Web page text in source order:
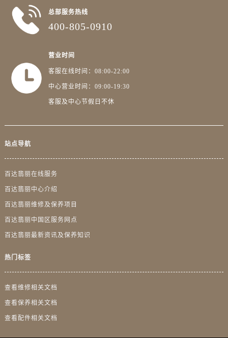
广东省惠州市惠城区江北文昌一路7号华贸大厦1座30层3005室百达翡丽售后服务中心（需提前预约）
广东省阳江市江城区东风一路百达翡丽售后服务中心（需提前预约）
总部服务热线
400-805-0910
营业时间
客服在线时间：08:00-22:00
中心营业时间：09:00-19:30
客服及中心节假日不休
站点导航
百达翡丽在线服务
百达翡丽中心介绍
百达翡丽维修及保养项目
百达翡丽中国区服务网点
百达翡丽最新资讯及保养知识
热门标签
查看维修相关文档
查看保养相关文档
查看配件相关文档